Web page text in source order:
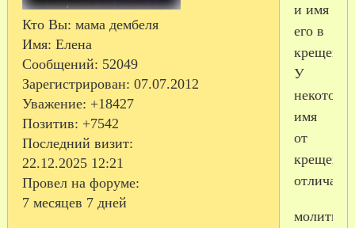
Кто Вы: мама дембеля
Имя: Елена
Сообщений: 52049
Зарегистрирован: 07.07.2012
Уважение: +18427
Позитив: +7542
Последний визит:
22.12.2025 12:21
Провел на форуме:
7 месяцев 7 дней
и имя
его в
У
имя
от
молитвы